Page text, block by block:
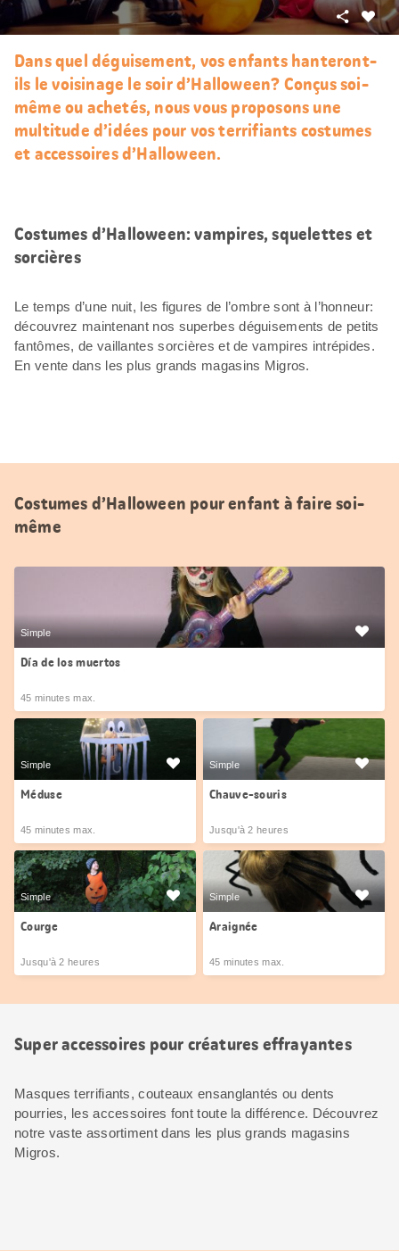
Partager
Dans quel déguisement, vos enfants hanteront-
ils le voisinage le soir d’Halloween? Conçus soi-
même ou achetés, nous vous proposons une
multitude d’idées pour vos terrifiants costumes
et accessoires d’Halloween.
Costumes d’Halloween: vampires, squelettes et
sorcières
Le temps d’une nuit, les figures de l’ombre sont à l’honneur:
découvrez maintenant nos superbes déguisements de petits
fantômes, de vaillantes sorcières et de vampires intrépides.
En vente dans les plus grands magasins Migros.
Costumes d’Halloween pour enfant à faire soi-
même
Simple
Día de los muertos
45 minutes max.
Simple
Méduse
45 minutes max.
Simple
Chauve-souris
Jusqu'à 2 heures
Simple
Courge
Jusqu'à 2 heures
Simple
Araignée
45 minutes max.
Super accessoires pour créatures effrayantes
Masques terrifiants, couteaux ensanglantés ou dents
pourries, les accessoires font toute la différence. Découvrez
notre vaste assortiment dans les plus grands magasins
Migros.